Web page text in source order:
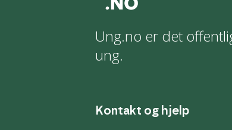
Ung.no er det
ung.
Kontakt og hjelp